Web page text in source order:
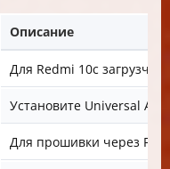
Описание
Для Redmi 10c
Установите Universal
Для прошивки через